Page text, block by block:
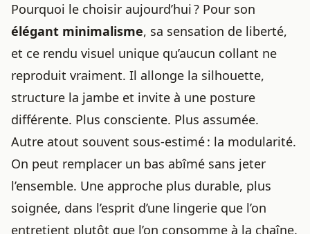
Pourquoi le choisir aujourd’hui ? Pour son
élégant minimalisme, sa sensation de liberté,
et ce rendu visuel unique qu’aucun collant ne
reproduit vraiment. Il allonge la silhouette,
structure la jambe et invite à une posture
différente. Plus consciente. Plus assumée.
Autre atout souvent sous-estimé : la modularité.
On peut remplacer un bas abîmé sans jeter
l’ensemble. Une approche plus durable, plus
soignée, dans l’esprit d’une lingerie que l’on
entretient plutôt que l’on consomme à la chaîne.